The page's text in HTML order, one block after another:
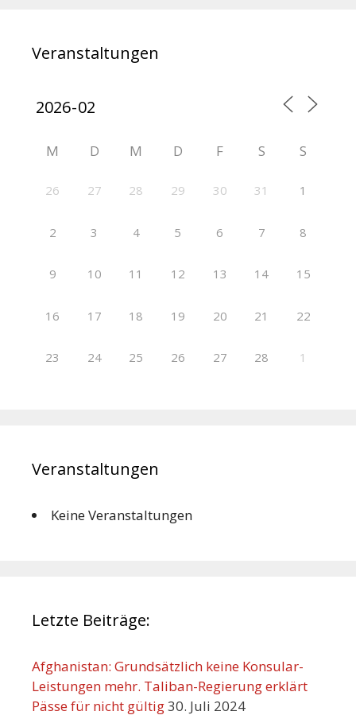
Veranstaltungen
M D M D F S S
26 27 28 29 30 31 1
2 3 4 5 6 7 8
9 10 11 12 13 14 15
16 17 18 19 20 21 22
23 24 25 26 27 28 1
Veranstaltungen
Keine Veranstaltungen
Letzte Beiträge:
Afghanistan: Grundsätzlich keine Konsular-
Leistungen mehr. Taliban-Regierung erklärt
Pässe für nicht gültig30. Juli 2024